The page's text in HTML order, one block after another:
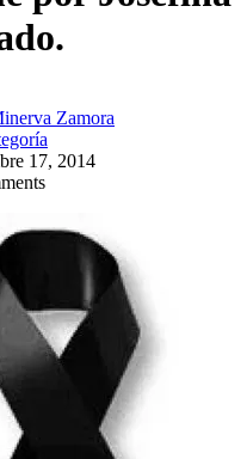
Zamora
17, 2014